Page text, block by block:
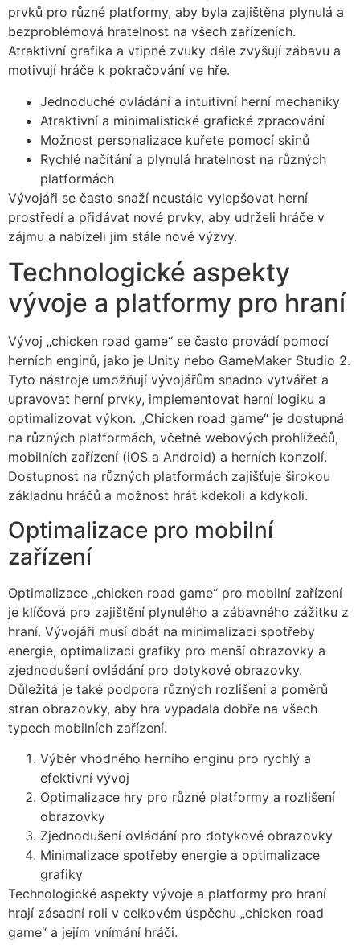
prvků pro různé platformy, aby byla zajištěna plynulá a
bezproblémová hratelnost na všech zařízeních.
Atraktivní grafika a vtipné zvuky dále zvyšují zábavu a
motivují hráče k pokračování ve hře.
Jednoduché ovládání a intuitivní herní mechaniky
Atraktivní a minimalistické grafické zpracování
Možnost personalizace kuřete pomocí skinů
Rychlé načítání a plynulá hratelnost na různých
platformách
Vývojáři se často snaží neustále vylepšovat herní
prostředí a přidávat nové prvky, aby udrželi hráče v
zájmu a nabízeli jim stále nové výzvy.
Technologické aspekty
vývoje a platformy pro hraní
Vývoj „chicken road game“ se často provádí pomocí
herních enginů, jako je Unity nebo GameMaker Studio 2.
Tyto nástroje umožňují vývojářům snadno vytvářet a
upravovat herní prvky, implementovat herní logiku a
optimalizovat výkon. „Chicken road game“ je dostupná
na různých platformách, včetně webových prohlížečů,
mobilních zařízení (iOS a Android) a herních konzolí.
Dostupnost na různých platformách zajišťuje širokou
základnu hráčů a možnost hrát kdekoli a kdykoli.
Optimalizace pro mobilní
zařízení
Optimalizace „chicken road game“ pro mobilní zařízení
je klíčová pro zajištění plynulého a zábavného zážitku z
hraní. Vývojáři musí dbát na minimalizaci spotřeby
energie, optimalizaci grafiky pro menší obrazovky a
zjednodušení ovládání pro dotykové obrazovky.
Důležitá je také podpora různých rozlišení a poměrů
stran obrazovky, aby hra vypadala dobře na všech
typech mobilních zařízení.
Výběr vhodného herního enginu pro rychlý a
efektivní vývoj
Optimalizace hry pro různé platformy a rozlišení
obrazovky
Zjednodušení ovládání pro dotykové obrazovky
Minimalizace spotřeby energie a optimalizace
grafiky
Technologické aspekty vývoje a platformy pro hraní
hrají zásadní roli v celkovém úspěchu „chicken road
game“ a jejím vnímání hráči.